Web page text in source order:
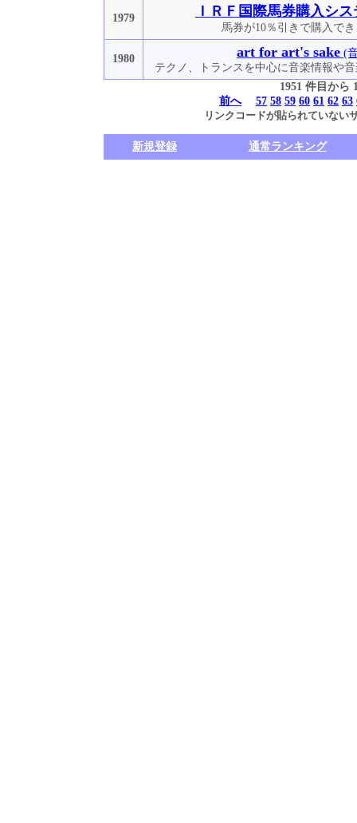
1979 ＩＲＦ国際馬券購入シ
馬券が10％引きで購入で
1980 art for art's sake (
テクノ、トランスを中心に音楽情報や
1951 件目から
前へ
57 58 59 60 61 62 63
リンクコードが貼られていない
新規登録 通常ランキング